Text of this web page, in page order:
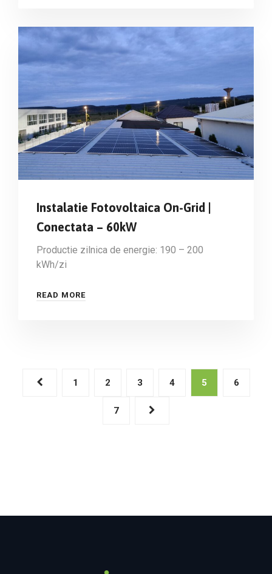
Instalatie Fotovoltaica On-Grid |
Conectata – 60kW
Productie zilnica de energie: 190 – 200
kWh/zi
READ MORE
Posts
pagination
1 2 3 4 5 6
7